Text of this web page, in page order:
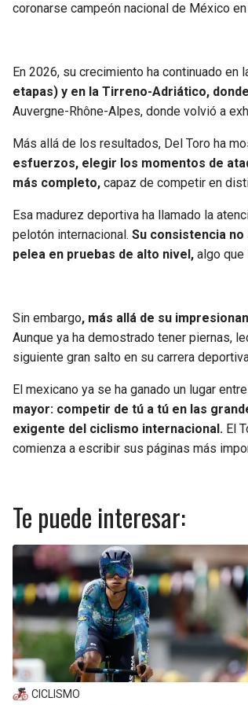
coronarse campeón nacional de México
En 2026, su crecimiento ha continuado en
etapas) y en la Tirreno-Adriático,
Auvergne-Rhône-Alpes, donde volvió a
Más allá de los resultados, Del Toro ha
esfuerzos, elegir los momentos de
más completo, capaz de competir en
Esa madurez deportiva ha llamado la
pelotón internacional. Su consistencia
pelea en pruebas de alto nivel, algo que
Sin embargo, más allá de su
Aunque ya ha demostrado tener piernas,
siguiente gran salto en su carrera
El mexicano ya se ha ganado un lugar
mayor: competir de tú a tú en las
exigente del ciclismo internacional. El
comienza a escribir sus páginas más
Te puede interesar:
CICLISMO